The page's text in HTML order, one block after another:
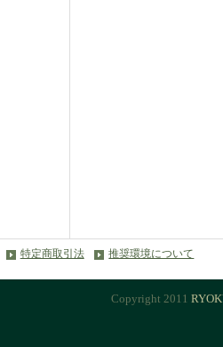
特定商取引法 推奨環境について
Copyright 2011